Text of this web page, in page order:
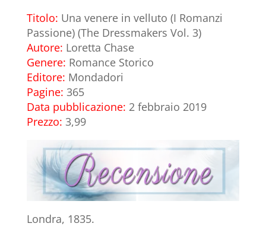
Titolo: Una venere in velluto (I Romanzi
Passione) (The Dressmakers Vol. 3)
Autore: Loretta Chase
Genere: Romance Storico
Editore: Mondadori
Pagine: 365
Data pubblicazione: 2 febbraio 2019
Prezzo: 3,99
Londra, 1835.